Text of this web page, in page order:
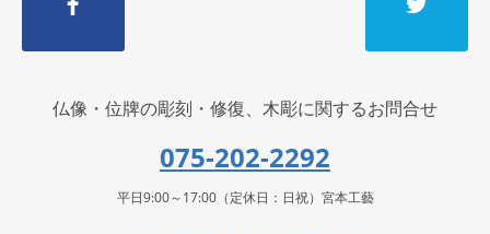
仏像・位牌の彫刻・修復、木彫に関するお問合せ
075-202-2292
平日9:00～17:00（定休日：日祝）宮本工藝